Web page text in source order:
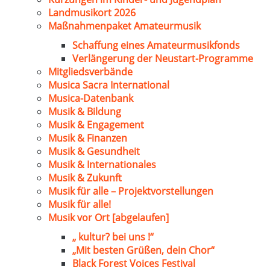
Landmusikort 2026
Maßnahmenpaket Amateurmusik
Schaffung eines Amateurmusikfonds
Verlängerung der Neustart-Programme
Mitgliedsverbände
Musica Sacra International
Musica-Datenbank
Musik & Bildung
Musik & Engagement
Musik & Finanzen
Musik & Gesundheit
Musik & Internationales
Musik & Zukunft
Musik für alle – Projektvorstellungen
Musik für alle!
Musik vor Ort [abgelaufen]
„ kultur? bei uns !“
„Mit besten Grüßen, dein Chor“
Black Forest Voices Festival